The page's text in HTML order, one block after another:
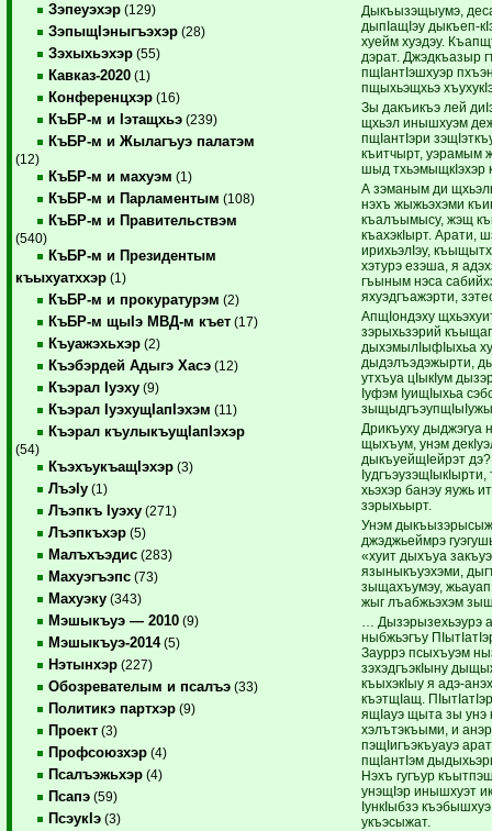
Зэпеуэхэр (129)
ЗэпыщIэныгъэхэр (28)
Зэхыхьэхэр (55)
Кавказ-2020 (1)
Конференцхэр (16)
КъБР-м и Iэтащхьэ (239)
КъБР-м и Жылагъуэ палатэм
(12)
КъБР-м и махуэм (1)
КъБР-м и Парламентым (108)
КъБР-м и Правительствэм
(540)
КъБР-м и Президентым
къыхуатххэр (1)
КъБР-м и прокуратурэм (2)
КъБР-м щыIэ МВД-м къет (17)
Къуажэхьхэр (2)
Къэбэрдей Адыгэ Хасэ (12)
Къэрал Iуэху (9)
Къэрал IуэхущIапIэхэм (11)
Къэрал къулыкъущIапIэхэр
(54)
КъэхъукъащIэхэр (3)
ЛъэIу (1)
Лъэпкъ Iуэху (271)
Лъэпкъхэр (5)
Малъхъэдис (283)
Махуэгъэпс (73)
Махуэку (343)
Мэшыкъуэ — 2010 (9)
Мэшыкъуэ-2014(5)
Нэтынхэр (227)
Обозревателым и псалъэ (33)
Политикэ партхэр (9)
Проект (3)
Профсоюзхэр (4)
Псалъэжьхэр (4)
Псапэ (59)
ПсэукIэ (3)
Дыкъызэщыумэ,
дыпIащIэу дыкъеп-
хуейм хуэдэу.
дэрат. Джэдкъазыр
пщIантIэшхуэр
пщыхьэщхьэ
Зы дакъикъэ лей
щхьэл инышхуэм
пщIантIэри
къитчырт, уэрамым
шыд тхьэмыщкIэхэр
А зэманым ди
нэхъ жыжьэхэми
къалъымысу, жэщ
къахэкIырт. Арати,
ирихьэлIэу,
хэтурэ езэша, я
гъыным нэса
яхуэдгъажэрти,
АпщIондэху
зэрыхьзэрий
дыхэмылIыфIыхьа
дыдэлъэдэжырти,
утхъуа цIыкIум
Iуфэм IуищIыхьа
Дрикъуху дыджэгуа
щыхъум, унэм
дыкъуейщIейрэт
хьэхэр банэу яужь
зэрыхьырт.
Унэм
джэджьеймрэ
«хуит дыхъуа
языныкъуэхэми,
зыщахъумэу,
жыг лъабжьэхэм
… Дызэрызехьэурэ
ныбжьэгъу
Зауррэ псыхъуэм
зэхэдгъэкIыну
къыхэкIыу я адэ-
къэтщIащ.
ящIауэ щыта зы унэ
хэлътэкъыми, и
пэщIигъэкъуауэ
пщIантIэм
Нэхъ гугъур
унэщIэр инышхуэт
IункIыбзэ
укъэсыжат.